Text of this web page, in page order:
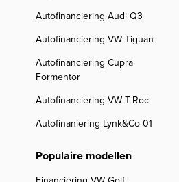
Autofinanciering Audi Q3
Autofinanciering VW Tiguan
Autofinanciering Cupra
Formentor
Autofinanciering VW T-Roc
Autofinaniering Lynk&Co 01
Populaire modellen